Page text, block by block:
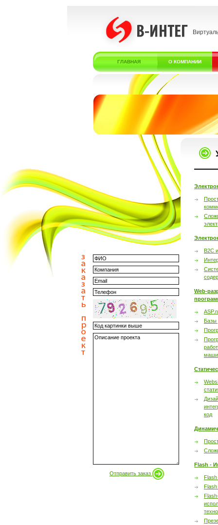
ГЛАВНАЯ О КОМПАНИИ
Отправить заказ
B2C
Web-
Базы
код
Flash -
Flash